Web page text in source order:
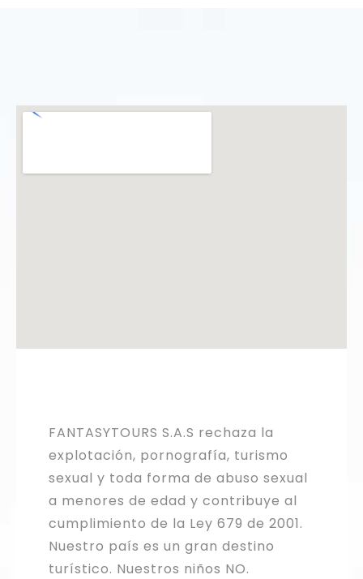
FANTASYTOURS S.A.S rechaza la
explotación, pornografía, turismo
sexual y toda forma de abuso sexual
a menores de edad y contribuye al
cumplimiento de la Ley 679 de 2001.
Nuestro país es un gran destino
turístico. Nuestros niños NO.